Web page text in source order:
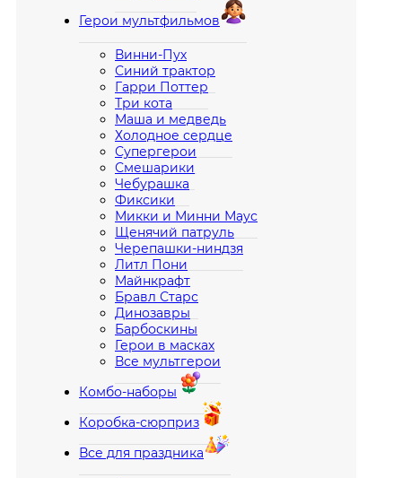
Герои мультфильмов
Винни-Пух
Синий трактор
Гарри Поттер
Три кота
Маша и медведь
Холодное сердце
Супергерои
Смешарики
Чебурашка
Фиксики
Микки и Минни Маус
Щенячий патруль
Черепашки-ниндзя
Литл Пони
Майнкрафт
Бравл Старс
Динозавры
Барбоскины
Герои в масках
Все мультгерои
Комбо-наборы
Коробка-сюрприз
Все для праздника